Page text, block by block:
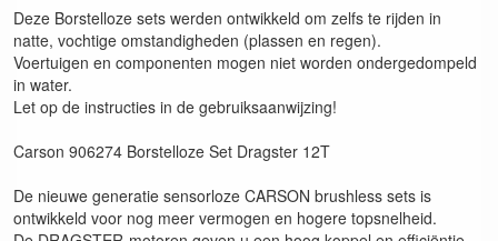
Deze Borstelloze sets werden ontwikkeld om zelfs te rijden in
natte, vochtige omstandigheden (plassen en regen).
Voertuigen en componenten mogen niet worden ondergedompeld
in water.
Let op de instructies in de gebruiksaanwijzing!
Carson 906274 Borstelloze Set Dragster 12T
De nieuwe generatie sensorloze CARSON brushless sets is
ontwikkeld voor nog meer vermogen en hogere topsnelheid.